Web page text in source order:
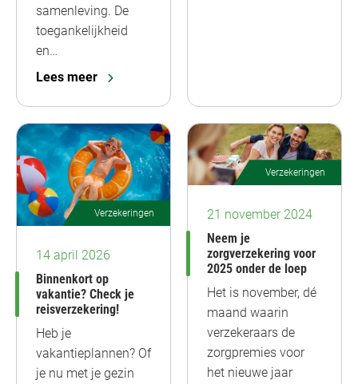
samenleving. De
toegankelijkheid
en…
Lees meer
Verzekeringen
14 april 2026
Binnenkort op
vakantie? Check je
reisverzekering!
Heb je
vakantieplannen? Of
je nu met je gezin
Verzekeringen
21 november 2024
Neem je
zorgverzekering voor
2025 onder de loep
Het is november, dé
maand waarin
verzekeraars de
zorgpremies voor
het nieuwe jaar